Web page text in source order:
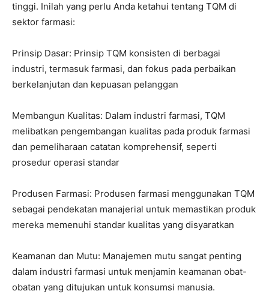
tinggi. Inilah yang perlu Anda ketahui tentang TQM di
sektor farmasi:
Prinsip Dasar: Prinsip TQM konsisten di berbagai
industri, termasuk farmasi, dan fokus pada perbaikan
berkelanjutan dan kepuasan pelanggan
Membangun Kualitas: Dalam industri farmasi, TQM
melibatkan pengembangan kualitas pada produk farmasi
dan pemeliharaan catatan komprehensif, seperti
prosedur operasi standar
Produsen Farmasi: Produsen farmasi menggunakan TQM
sebagai pendekatan manajerial untuk memastikan produk
mereka memenuhi standar kualitas yang disyaratkan
Keamanan dan Mutu: Manajemen mutu sangat penting
dalam industri farmasi untuk menjamin keamanan obat-
obatan yang ditujukan untuk konsumsi manusia.